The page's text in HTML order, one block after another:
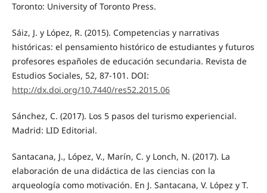
Toronto: University of Toronto Press.
Sáiz, J. y López, R. (2015). Competencias y narrativas
históricas: el pensamiento histórico de estudiantes y futuros
profesores españoles de educación secundaria. Revista de
Estudios Sociales, 52, 87-101. DOI:
http://dx.doi.org/10.7440/res52.2015.06
Sánchez, C. (2017). Los 5 pasos del turismo experiencial.
Madrid: LID Editorial.
Santacana, J., López, V., Marín, C. y Lonch, N. (2017). La
elaboración de una didáctica de las ciencias con la
arqueología como motivación. En J. Santacana, V. López y T.